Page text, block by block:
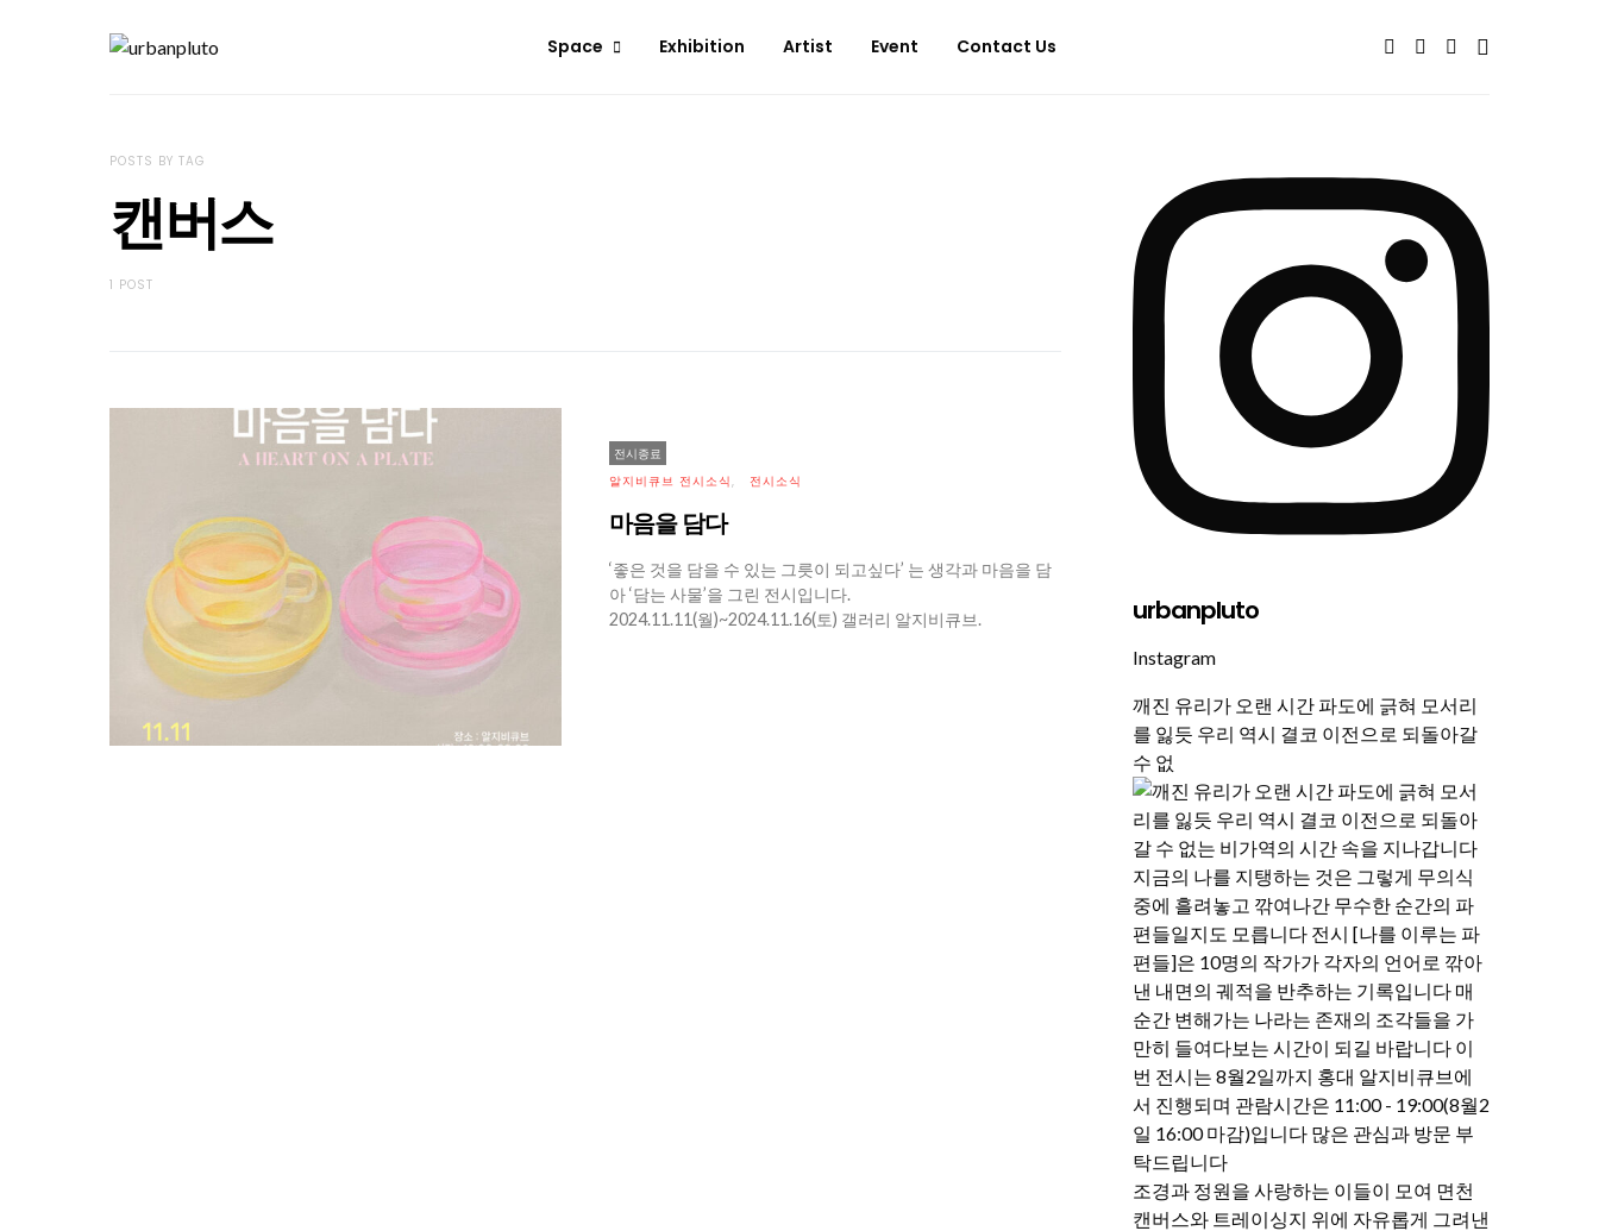
Space Exhibition Artist Event Contact Us
POSTS BY TAG
캔버스
1 POST
전시종료
알지비큐브 전시소식 전시소식
마음을 담다
‘좋은 것을 담을 수 있는 그릇이 되고싶다’ 는 생각과 마음을 담
아 ‘담는 사물’을 그린 전시입니다.
2024.11.11(월)~2024.11.16(토) 갤러리 알지비큐브.
urbanpluto
Instagram
깨진 유리가 오랜 시간 파도에 긁혀 모서리
를 잃듯 우리 역시 결코 이전으로 되돌아갈
수 없
조경과 정원을 사랑하는 이들이 모여 면천
캔버스와 트레이싱지 위에 자유롭게 그려낸